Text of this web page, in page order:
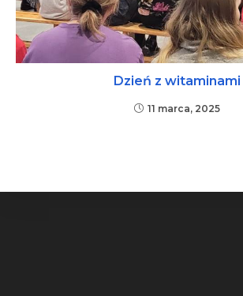
Dzień z witaminami
11 marca, 2025